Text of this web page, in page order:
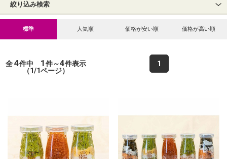
絞り込み検索
標準 人気順 価格が安い順 価格が高い順
全4件中 1件～4件表示
（1/1ページ）
1